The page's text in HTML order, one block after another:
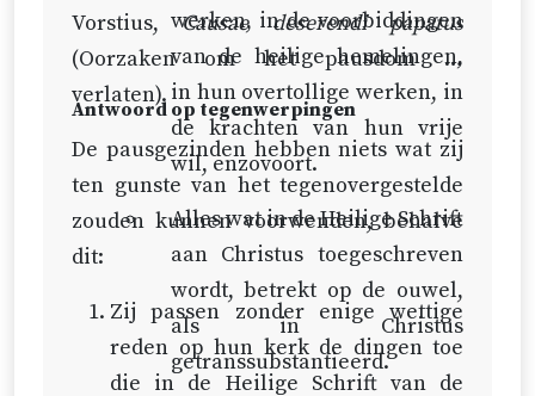
werken, in de voorbiddingen
van de heilige hemelingen,
in hun overtollige werken, in
de krachten van hun vrije
wil, enzovoort.
Alles wat in de Heilige Schrift
aan Christus toegeschreven
wordt, betrekt op de ouwel,
als in Christus
getranssubstantieerd.
Vorstius,Causae deserendi papatus
(Oorzaken om het pausdom te
verlaten).
Antwoord op tegenwerpingen
De pausgezinden hebben niets wat zij
ten gunste van het tegenovergestelde
zouden kunnen voorwenden, behalve
dit:
Zij passen zonder enige wettige
reden op hun kerk de dingen toe
die in de Heilige Schrift van de